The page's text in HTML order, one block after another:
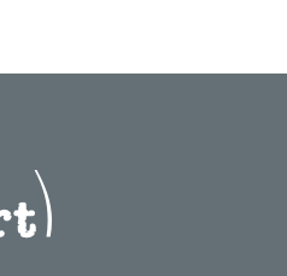
kyf